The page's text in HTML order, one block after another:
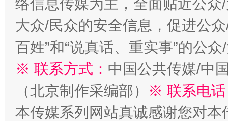
千年窑火 生生不息 一
络信息传媒为主，全面贴近公
大众/民众的安全信息，促进公
百姓”和“说真话、重实事”的公
※ 联系方式： 中国公共传媒/中
（北京制作采编部）
※ 联系电
本传媒系列网站真诚感谢您对